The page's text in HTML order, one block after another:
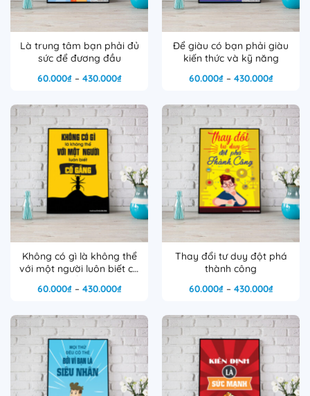
Là trung tâm bạn phải đủ
sức để đương đầu
60.000₫ – 430.000₫Khoảng
60.000₫
đến
430.000₫
Để giàu có bạn phải giàu
kiến thức và kỹ năng
60.000₫ – 430.000₫Khoảng
60.000₫
đến
430.000₫
Không có gì là không thể
với một người luôn biết cố
60.000₫ – 430.000₫Khoảng
60.000₫
đến
430.000₫
Thay đổi tư duy đột phá
thành công
60.000₫ – 430.000₫Khoảng
60.000₫
đến
430.000₫